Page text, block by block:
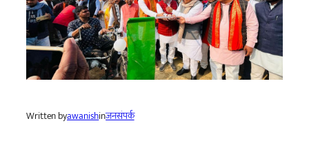
Written byawanishinजनसंपर्क